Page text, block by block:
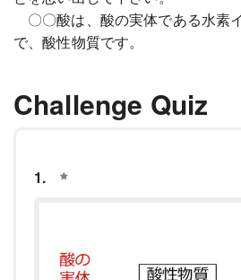
〇〇酸は、酸の実体である水素
で、酸性物質です。
Challenge Quiz
1.